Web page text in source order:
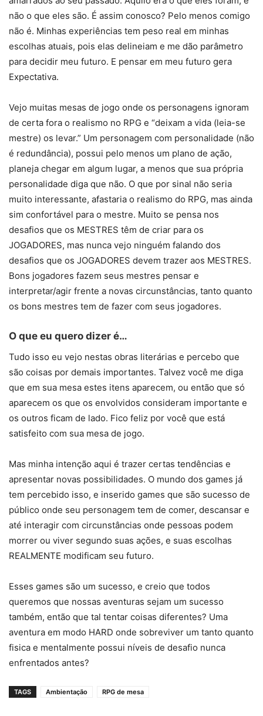
não o que eles são. É assim conosco? Pelo menos comigo
não é. Minhas experiências tem peso real em minhas
escolhas atuais, pois elas delineiam e me dão parâmetro
para decidir meu futuro. E pensar em meu futuro gera
Expectativa.
Vejo muitas mesas de jogo onde os personagens ignoram
de certa fora o realismo no RPG e “deixam a vida (leia-se
mestre) os levar.” Um personagem com personalidade (não
é redundância), possui pelo menos um plano de ação,
planeja chegar em algum lugar, a menos que sua própria
personalidade diga que não. O que por sinal não seria
muito interessante, afastaria o realismo do RPG, mas ainda
sim confortável para o mestre. Muito se pensa nos
desafios que os MESTRES têm de criar para os
JOGADORES, mas nunca vejo ninguém falando dos
desafios que os JOGADORES devem trazer aos MESTRES.
Bons jogadores fazem seus mestres pensar e
interpretar/agir frente a novas circunstâncias, tanto quanto
os bons mestres tem de fazer com seus jogadores.
O que eu quero dizer é…
Tudo isso eu vejo nestas obras literárias e percebo que
são coisas por demais importantes. Talvez você me diga
que em sua mesa estes itens aparecem, ou então que só
aparecem os que os envolvidos consideram importante e
os outros ficam de lado. Fico feliz por você que está
satisfeito com sua mesa de jogo.
Mas minha intenção aqui é trazer certas tendências e
apresentar novas possibilidades. O mundo dos games já
tem percebido isso, e inserido games que são sucesso de
público onde seu personagem tem de comer, descansar e
até interagir com circunstâncias onde pessoas podem
morrer ou viver segundo suas ações, e suas escolhas
REALMENTE modificam seu futuro.
Esses games são um sucesso, e creio que todos
queremos que nossas aventuras sejam um sucesso
também, então que tal tentar coisas diferentes? Uma
aventura em modo HARD onde sobreviver um tanto quanto
fisica e mentalmente possui níveis de desafio nunca
enfrentados antes?
TAGS Ambientação RPG de mesa